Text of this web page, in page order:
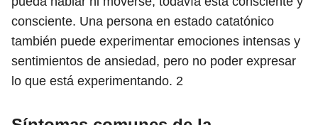
consciente. Una persona en estado catatónico
también puede experimentar emociones intensas y
sentimientos de ansiedad, pero no poder expresar
lo que está experimentando. 2